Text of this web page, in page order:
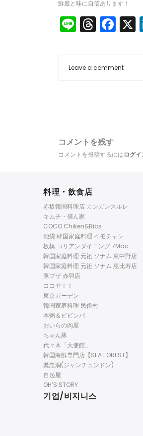
鮮度と味に自信あります！
Line
Leave a comment
コメントを残す
コメントを投稿するにはログイ
料理・飲食店
赤坂韓国料理店 カンガンスルレ
キムチ・僕ん家
COCO Chiken&Ribs
池袋 韓国家庭料理 イモチャン
板橋 コリアンダイニング 7Mac
韓国家庭料理 元祖 ソナム 東中野店
韓国家庭料理 元祖 ソナム 恵比寿店
豚ブザ 赤羽店
ココヤ！！
東京ガーデン
韓国家庭料理 民俗村
本粥＆ビビンパ
おいらの肉屋
ちゃん豚
代々木「大使館」
韓国海鮮専門店【SEA FOREST】
奬忠洞(ジャンチュンドン)
自起屋
OH’S STORY
기업/비지니스